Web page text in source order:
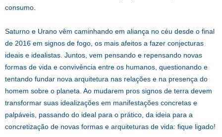
consumo.
Saturno e Urano vêm caminhando em aliança no céu desde o final
de 2016 em signos de fogo, os mais afeitos a fazer conjecturas
ideais e idealistas. Juntos, vem pensando e repensando novas
formas de vida e convivência entre os humanos, questionando e
tentando fundar nova arquitetura nas relações e na presença do
homem sobre o planeta. Ao mudarem pros signos de terra devem
transformar suas idealizações em manifestações concretas e
palpáveis, passando do ideal para o prático, da ideia para a
concretização de novas formas e arquiteturas de vida: fique ligado!